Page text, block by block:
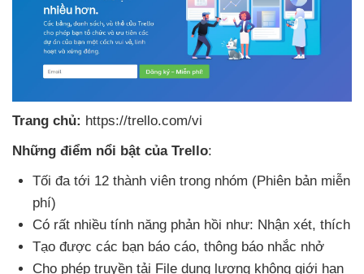
Trang chủ: https://trello.com/vi
Những điểm nổi bật của Trello:
Tối đa tới 12 thành viên trong nhóm (Phiên bản miễn
phí)
Có rất nhiều tính năng phản hồi như: Nhận xét, thích
Tạo được các bạn báo cáo, thông báo nhắc nhở
Cho phép truyền tải File dung lượng không giới hạn